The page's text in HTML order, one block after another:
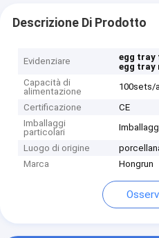
Descrizione Di Prodotto
Evidenziare egg tray
egg tray
Capacità di
alimentazione
100sets/
Certificazione
CE
Imballaggi
particolari
Luogo di origine
Marca
Hongrun